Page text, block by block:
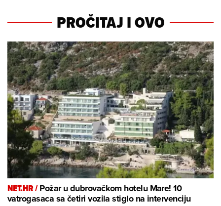
PROČITAJ I OVO
NET.HR /Požar u dubrovačkom hotelu Mare! 10
vatrogasaca sa četiri vozila stiglo na intervenciju